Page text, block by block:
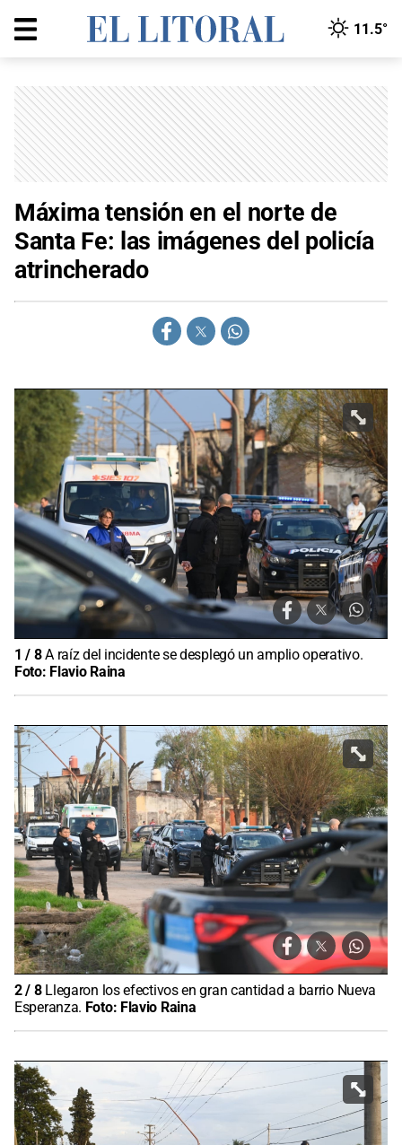
11.5°
Máxima tensión en el norte de
Santa Fe: las imágenes del policía
atrincherado
1 / 8A raíz del incidente se desplegó un amplio operativo.
Foto: Flavio Raina
2/ 8 Llegaron los efectivos en gran cantidad a barrio Nueva
Esperanza. Foto: Flavio Raina